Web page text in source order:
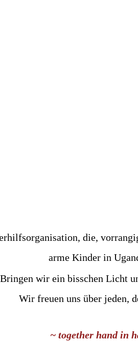
die,
arme Kinder in
Bringen wir ein bisschen Licht
Wir freuen uns über jeden,
~ together hand in